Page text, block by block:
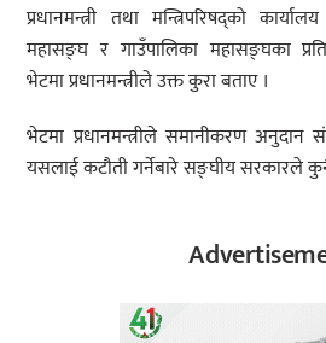
प्रधानमन्त्री तथा मन्त्रिपरिषद्को
महासङ्घ र गाउँपालिका महासङ्घका
भेटमा प्रधानमन्त्रीले उक्त कुरा बताए ।
भेटमा प्रधानमन्त्रीले समानीकरण
यसलाई कटौती गर्नेबारे सङ्घीय सरकारले